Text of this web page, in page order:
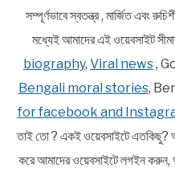
সম্পূর্ণভাবে স্বতন্ত্র , মার্জিত এবং
মধ্যেই আমাদের এই ওয়েবসাইট
biography, Viral news,
Bengali moral stories,
for facebook and
তাই তো ? একই ওয়েবসাইটে এতকিছু?
করে আমাদের ওয়েবসাইটে লগইন করুন,